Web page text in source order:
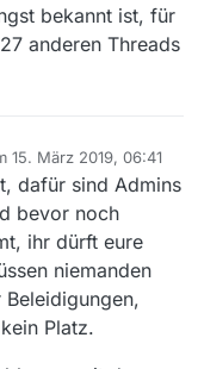
bekannt ist, für
anderen Threads
15. März 2019, 06:41
von
dafür sind Admins
bevor noch
ihr dürft eure
niemanden
Platz.